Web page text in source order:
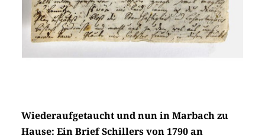
Wiederaufgetaucht und nun in Marbach zu
Hause: Ein Brief Schillers von 1790 an